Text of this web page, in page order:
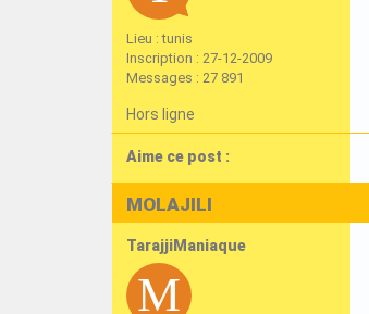
Lieu : tunis
Inscription : 27-12-2009
Messages : 27 891
Hors ligne
Aime ce post :
MOLAJILI
TarajjiManiaque